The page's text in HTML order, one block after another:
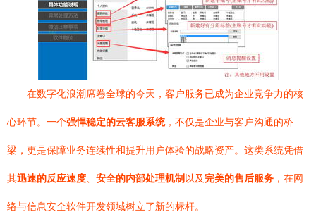
在数字化浪潮席卷全球的今天，客户服务已成为企业竞争力的核
心环节。一个强悍稳定的云客服系统，不仅是企业与客户沟通的桥
梁，更是保障业务连续性和提升用户体验的战略资产。这类系统凭借
其迅速的反应速度 安全的内部处理机制 以及完美的售后服务 ，在网
络与信息安全软件开发领域树立了新的标杆。